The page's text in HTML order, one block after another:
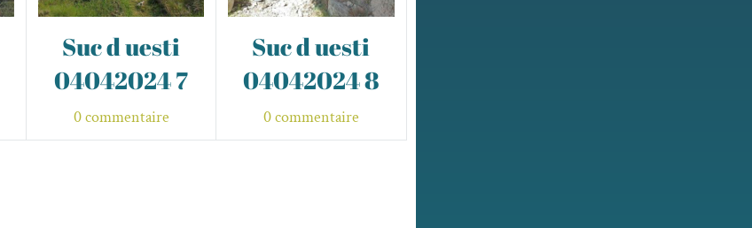
Suc d uesti
04042024 7
0 commentaire
Suc d uesti
04042024 8
0 commentaire